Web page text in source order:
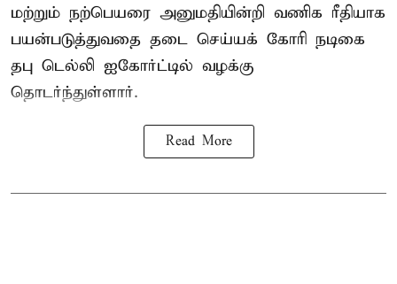
மற்றும் நற்பெயரை அனுமதியின்றி வணிக ரீதியாக
பயன்படுத்துவதை தடை செய்யக் கோரி நடிகை
தபு டெல்லி ஐகோர்ட்டில் வழக்கு
தொடர்ந்துள்ளார்.
Read More